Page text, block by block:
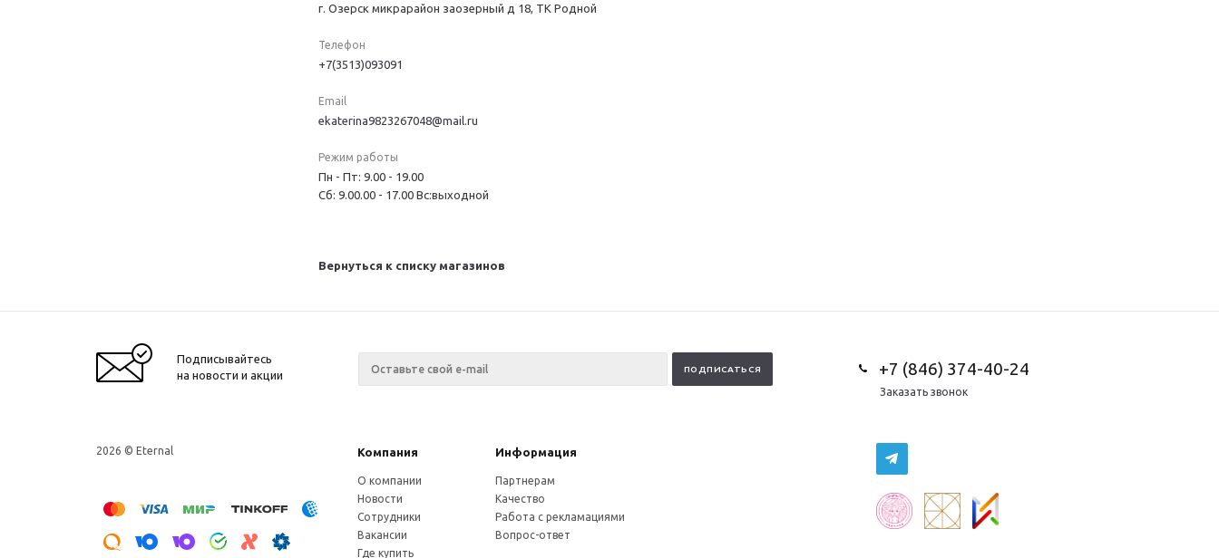
г. Озерск микрарайон заозерный д 18, ТК Родной
Телефон
+7(3513)093091
Email
ekaterina9823267048@mail.ru
Режим работы
Пн - Пт: 9.00 - 19.00
Сб: 9.00.00 - 17.00 Вс:выходной
Вернуться к списку магазинов
Подписывайтесь
на новости и акции
+7 (846) 374-40-24
Заказать звонок
2026 © Eternal Компания Информация
О компании
Новости
Сотрудники
Вакансии
Где купить
Партнерам
Качество
Работа с рекламациями
Вопрос-ответ